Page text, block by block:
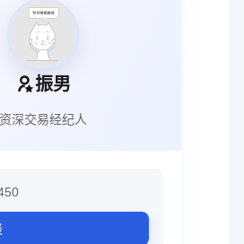
振男
资深交易经纪人